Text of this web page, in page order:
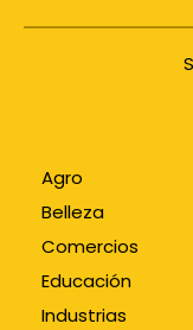
Agro
Belleza
Comercios
Educación
Industrias